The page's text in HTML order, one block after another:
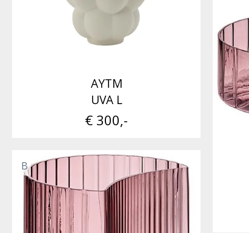
AYTM
UVA L
€ 300,-
B